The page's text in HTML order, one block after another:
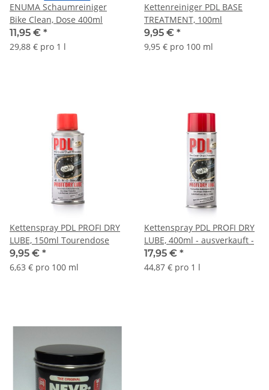
ENUMA Schaumreiniger
Bike Clean, Dose 400ml
11,95 € *
29,88 € pro 1 l
Kettenreiniger PDL BASE
TREATMENT, 100ml
9,95 € *
9,95 € pro 100 ml
Kettenspray PDL PROFI DRY
LUBE, 150ml Tourendose
9,95 € *
6,63 € pro 100 ml
Kettenspray PDL PROFI DRY
LUBE, 400ml - ausverkauft -
17,95 € *
44,87 € pro 1 l